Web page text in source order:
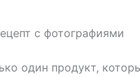
с фотографиями
один продукт,